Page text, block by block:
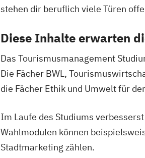
stehen dir beruflich viele Türen
Diese Inhalte erwarten
Das Tourismusmanagement
Die Fächer BWL,
die Fächer Ethik und Umwelt für
Im Laufe des Studiums
Wahlmodulen können
Stadtmarketing zählen.